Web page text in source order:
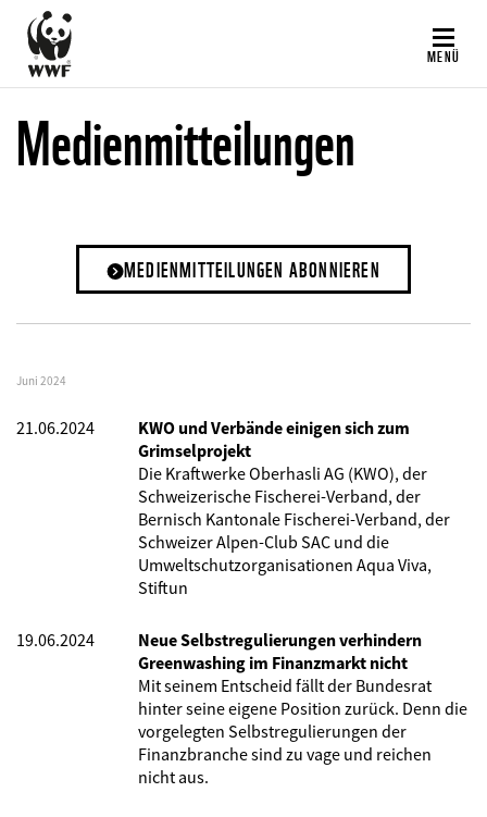
Direkt
zum
Inhalt
MENÜ
Medienmitteilungen
MEDIENMITTEILUNGEN ABONNIEREN
Juni 2024
21.06.2024
KWO und Verbände einigen sich zum
Grimselprojekt
Die Kraftwerke Oberhasli AG (KWO), der
Schweizerische Fischerei-Verband, der
Bernisch Kantonale Fischerei-Verband, der
Schweizer Alpen-Club SAC und die
Umweltschutzorganisationen Aqua Viva,
Stiftun
19.06.2024
Neue Selbstregulierungen verhindern
Greenwashing im Finanzmarkt nicht
Mit seinem Entscheid fällt der Bundesrat
hinter seine eigene Position zurück. Denn die
vorgelegten Selbstregulierungen der
Finanzbranche sind zu vage und reichen
nicht aus.